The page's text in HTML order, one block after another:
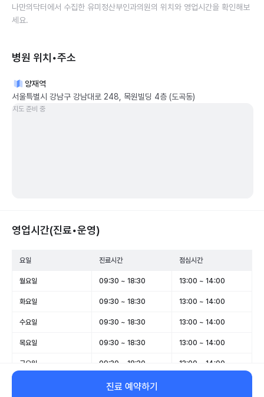
나만의닥터에서 수집한 유미정산부인과의원의 위치와 영업시간을 확인해보
세요.
병원 위치•주소
양재역
서울특별시 강남구 강남대로 248, 목원빌딩 4층 (도곡동)
지도 준비 중
영업시간(진료•운영)
요일 진료시간 점심시간
월요일 09:30 ~ 18:30 13:00 ~ 14:00
화요일 09:30 ~ 18:30 13:00 ~ 14:00
수요일 09:30 ~ 18:30 13:00 ~ 14:00
목요일 09:30 ~ 18:30 13:00 ~ 14:00
금요일 09:30 ~ 18:30 13:00 ~ 14:00
10:00 ~ 14:00
진료 예약하기